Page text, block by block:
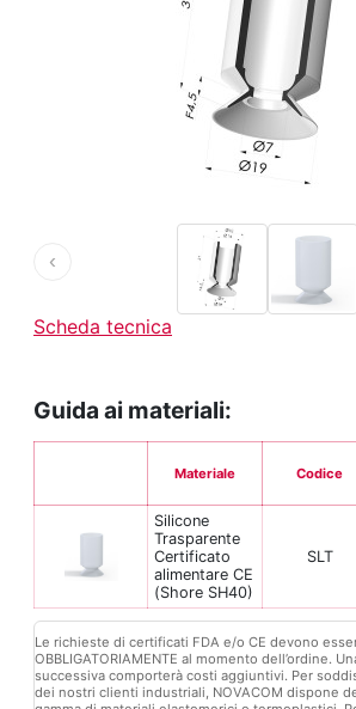
‹
Scheda tecnica
Guida ai materiali:
Materiale Codice
Silicone
Trasparente
Certificato
alimentare CE
(Shore SH40)
SLT
Le richieste di certificati FDA e/o CE devono
OBBLIGATORIAMENTE al momento dell’ordine.
successiva comporterà costi aggiuntivi. Per
dei nostri clienti industriali, NOVACOM dispone